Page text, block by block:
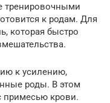
тренировочными
к родам. Для
которая быстро
к усилению,
роды. В этом
примесью крови.